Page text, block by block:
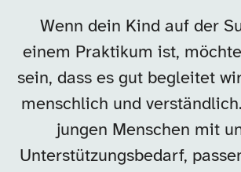
Wenn dein Kind auf der
einem Praktikum ist,
sein, dass es gut begleitet
menschlich und
jungen Menschen mit
Unterstützungsbedarf,